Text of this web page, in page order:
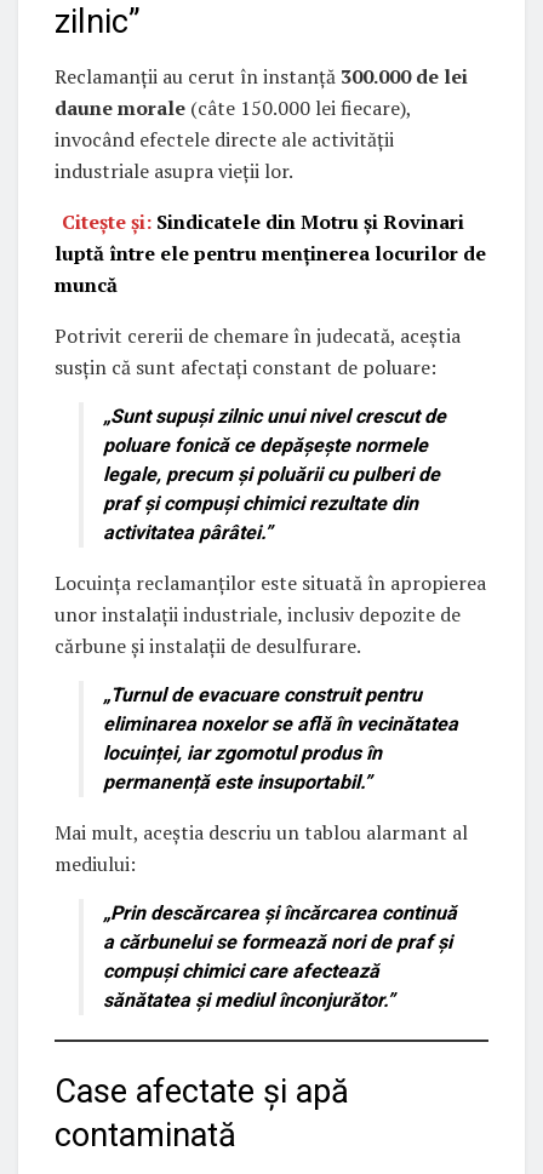
zilnic”
Reclamanții au cerut în instanță 300.000 de lei
daune morale (câte 150.000 lei fiecare),
invocând efectele directe ale activității
industriale asupra vieții lor.
Citește și: Sindicatele din Motru și Rovinari
luptă între ele pentru menținerea locurilor de
muncă
Potrivit cererii de chemare în judecată, aceștia
susțin că sunt afectați constant de poluare:
„Sunt supuși zilnic unui nivel crescut de
poluare fonică ce depășește normele
legale, precum și poluării cu pulberi de
praf și compuși chimici rezultate din
activitatea pârâtei.”
Locuința reclamanților este situată în apropierea
unor instalații industriale, inclusiv depozite de
cărbune și instalații de desulfurare.
„Turnul de evacuare construit pentru
eliminarea noxelor se află în vecinătatea
locuinței, iar zgomotul produs în
permanență este insuportabil.”
Mai mult, aceștia descriu un tablou alarmant al
mediului:
„Prin descărcarea și încărcarea continuă
a cărbunelui se formează nori de praf și
compuși chimicicare afectează
sănătatea și mediul înconjurător.”
Case afectate și apă
contaminată